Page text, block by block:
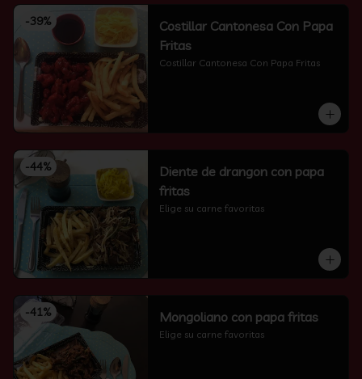
-39%
Costillar Cantonesa Con Papa
Fritas
Costillar Cantonesa Con Papa Fritas
-44%
Diente de drangon con papa
fritas
Elige su carne favoritas
-41% Mongoliano con papa fritas
Elige su carne favoritas